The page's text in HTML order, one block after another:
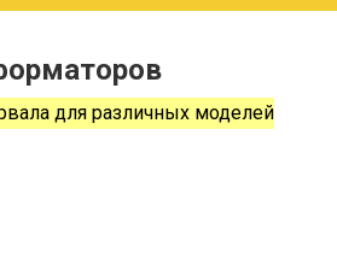
для различных моделей